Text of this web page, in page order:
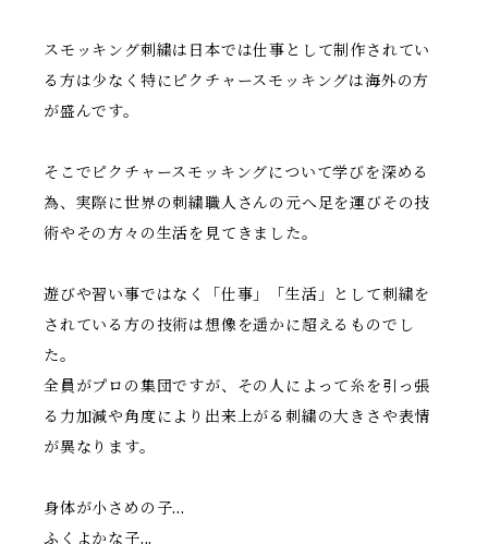
スモッキング刺繍は日本では仕事として制作されてい
る方は少なく特にピクチャースモッキングは海外の方
が盛んです。
そこでピクチャースモッキングについて学びを深める
為、実際に世界の刺繍職人さんの元へ足を運びその技
術やその方々の生活を見てきました。
遊びや習い事ではなく「仕事」「生活」として刺繍を
されている方の技術は想像を遥かに超えるものでし
た。
全員がプロの集団ですが、その人によって糸を引っ張
る力加減や角度により出来上がる刺繍の大きさや表情
が異なります。
身体が小さめの子...
ふくよかな子...